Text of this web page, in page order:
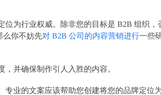
为行业权威。除非您的目标是 B2B 组织，
么你不妨先对 B2B 公司的内容营销进行一些
并确保制作引人入胜的内容。
专业的文案应该帮助您创建将您的品牌定位